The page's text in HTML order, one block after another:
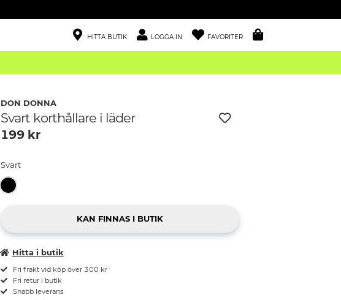
HITTA BUTIK LOGGA IN FAVORITER
DON DONNA
Svart korthållare i läder
199kr
Svart
Hitta i butik
Fri frakt vid köp över 300 kr
Fri retur i butik
Snabb leverans